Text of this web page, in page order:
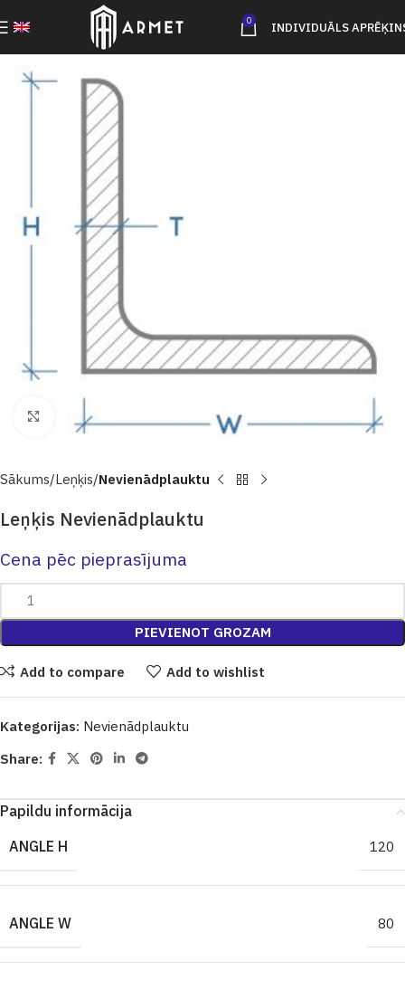
0 INDIVIDUĀLS
Click to enlarge
Sākums Leņķis Nevienādplauktu
Leņķis Nevienādplauktu
Cena pēc pieprasījuma
PIEVIENOT GROZAM
Add to compare Add to wishlist
Kategorijas: Nevienādplauktu
Share:
Papildu informācija
ANGLE H
120
ANGLE W 80